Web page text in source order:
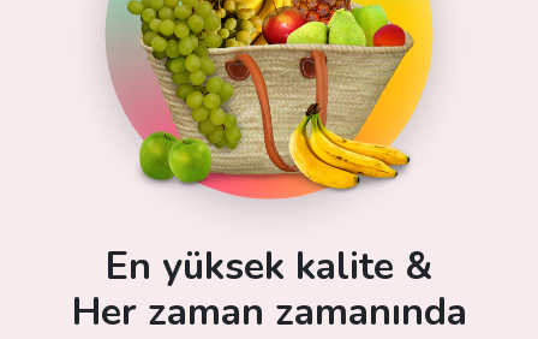
En yüksek kalite &
Her zaman zamanında